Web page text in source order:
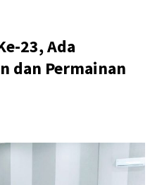
23, Ada
dan Permainan